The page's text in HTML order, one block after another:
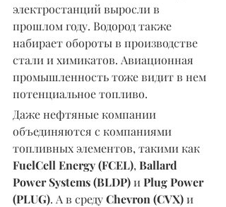
электростанций выросли в
прошлом году. Водород также
набирает обороты в производстве
стали и химикатов. Авиационная
промышленность тоже видит в нем
потенциальное топливо.
Даже нефтяные компании
объединяются с компаниями
топливных элементов, такими как
FuelCell Energy (FCEL), Ballard
Power Systems (BLDP) и Plug Power
(PLUG). А в среду Chevron (CVX) и